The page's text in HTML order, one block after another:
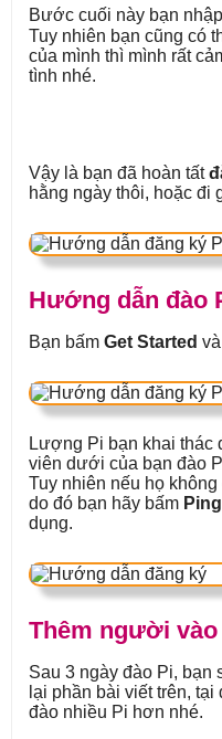
Bước cuối này bạn
Tuy nhiên bạn cũng có
của mình thì mình rất
tình nhé.
Vậy là bạn đã hoàn tất
hằng ngày thôi, hoặc đi
Hướng dẫn đào
Bạn bấm Get Started và
Lượng Pi bạn khai thác
viên dưới của bạn đào
Tuy nhiên nếu họ
do đó bạn hãy bấm
dụng.
Thêm người
Sau 3 ngày đào Pi, bạn
lại phần bài viết trên,
đào nhiều Pi hơn nhé.